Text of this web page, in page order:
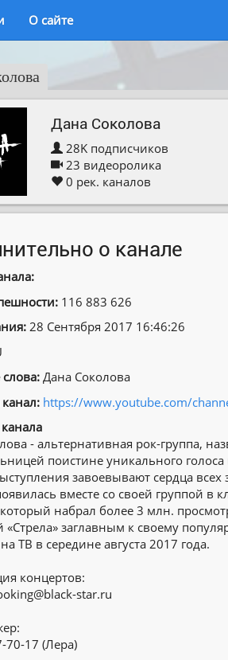
О сайте
Дана Соколова
28K подписчиков
23 видеоролика
0 рек. каналов
о канале
116 883 626
28 Сентября 2017 16:46:26
Дана Соколова
https://www.youtube.com/
- альтернативная рок-группа,
поистине уникального
завоевывают сердца всех
вместе со своей группой в
набрал более 3 млн.
«Стрела» заглавным к своему
ТВ в середине августа 2017 года.
концертов:
star.ru
70-17 (Лера)